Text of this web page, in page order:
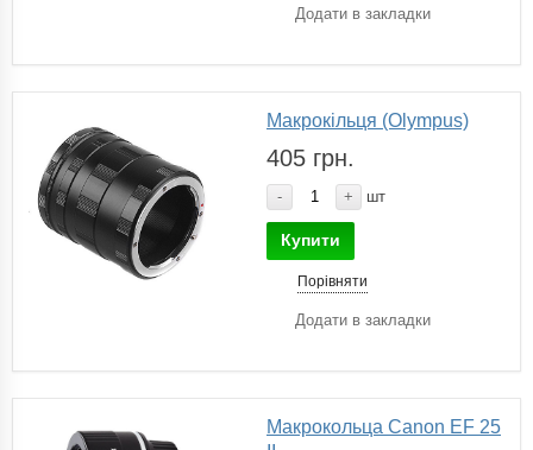
Додати в закладки
Макрокільця (Olympus)
405 грн.
- + шт
Купити
Порівняти
Додати в закладки
Макрокольца Canon EF 25